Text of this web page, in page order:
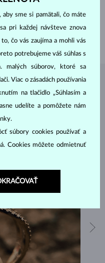
KLENOTA
sme si pamätali, čo máte
pri každej návšteve znova
čo vás zaujíma a mohli vás
potrebujeme váš súhlas s
malých súborov, ktoré sa
Viac o zásadách používania
na tlačidlo „Súhlasím a
udelíte a pomôžete nám
súbory cookies používať a
Cookies môžete odmietnuť